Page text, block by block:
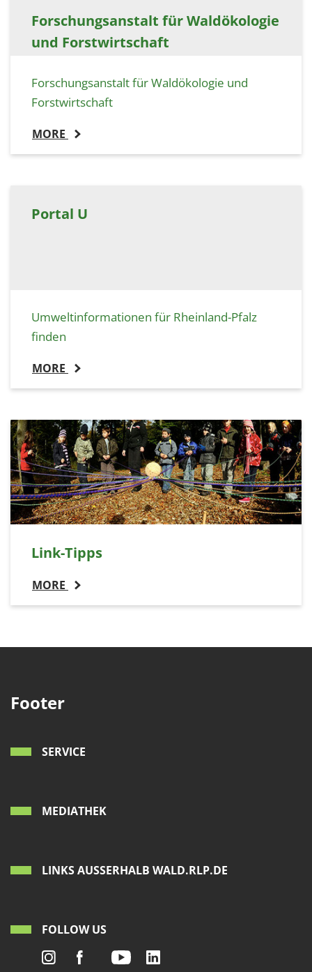
Forschungsanstalt für Waldökologie
und Forstwirtschaft
Forschungsanstalt für Waldökologie und
Forstwirtschaft
MORE
Portal U
Umweltinformationen für Rheinland-Pfalz
finden
MORE
Link-Tipps
MORE
Footer
SERVICE
MEDIATHEK
LINKS AUSSERHALB WALD.RLP.DE
FOLLOW US